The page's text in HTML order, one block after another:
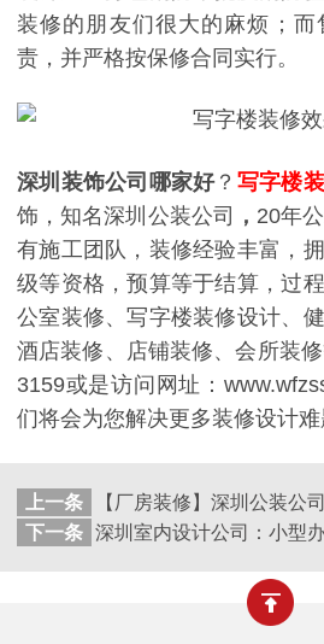
装修的朋友们很大的麻烦；而
责，并严格按保修合同实行。
深圳装饰公司哪家好？ 写字楼
饰，知名深圳公装公司 ， 20年
有施工团队，装修经验丰富，
级等资格，预算等于结算，过
公室装修、写字楼装修设计、
酒店装修、店铺装修、会所装
3159或是访问网址：
们将会为您解决更多装修设计难
上一条
下一条